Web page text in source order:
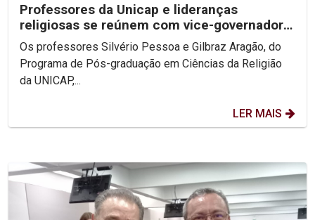
Professores da Unicap e lideranças
religiosas se reúnem com vice-governadora
de PE
Os professores Silvério Pessoa e Gilbraz Aragão, do
Programa de Pós-graduação em Ciências da Religião
da UNICAP,...
LER MAIS